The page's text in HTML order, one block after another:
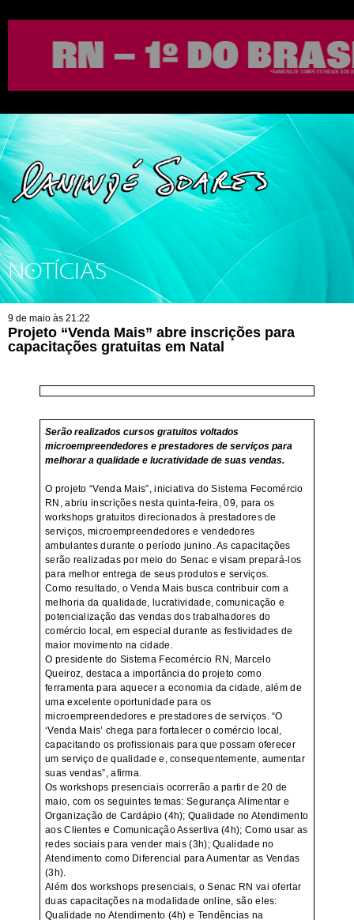
NOTÍCIAS
9 de maio às 21:22
Projeto “Venda Mais” abre inscrições para
capacitações gratuitas em Natal
Serão realizados cursos gratuitos voltados
microempreendedores e prestadores de serviços para
melhorar a qualidade e lucratividade de suas vendas.
O projeto “Venda Mais”, iniciativa do Sistema Fecomércio
RN, abriu inscrições nesta quinta-feira, 09, para os
workshops gratuitos direcionados à prestadores de
serviços, microempreendedores e vendedores
ambulantes durante o período junino. As capacitações
serão realizadas por meio do Senac e visam prepará-los
para melhor entrega de seus produtos e serviços.
Como resultado, o Venda Mais busca contribuir com a
melhoria da qualidade, lucratividade, comunicação e
potencialização das vendas dos trabalhadores do
comércio local, em especial durante as festividades de
maior movimento na cidade.
O presidente do Sistema Fecomércio RN, Marcelo
Queiroz, destaca a importância do projeto como
ferramenta para aquecer a economia da cidade, além de
uma excelente oportunidade para os
microempreendedores e prestadores de serviços. “O
‘Venda Mais’ chega para fortalecer o comércio local,
capacitando os profissionais para que possam oferecer
um serviço de qualidade e, consequentemente, aumentar
suas vendas”, afirma.
Os workshops presenciais ocorrerão a partir de 20 de
maio, com os seguintes temas: Segurança Alimentar e
Organização de Cardápio (4h); Qualidade no Atendimento
aos Clientes e Comunicação Assertiva (4h); Como usar as
redes sociais para vender mais (3h); Qualidade no
Atendimento como Diferencial para Aumentar as Vendas
(3h).
Além dos workshops presenciais, o Senac RN vai ofertar
duas capacitações na modalidade online, são eles:
Qualidade no Atendimento (4h) e Tendências na